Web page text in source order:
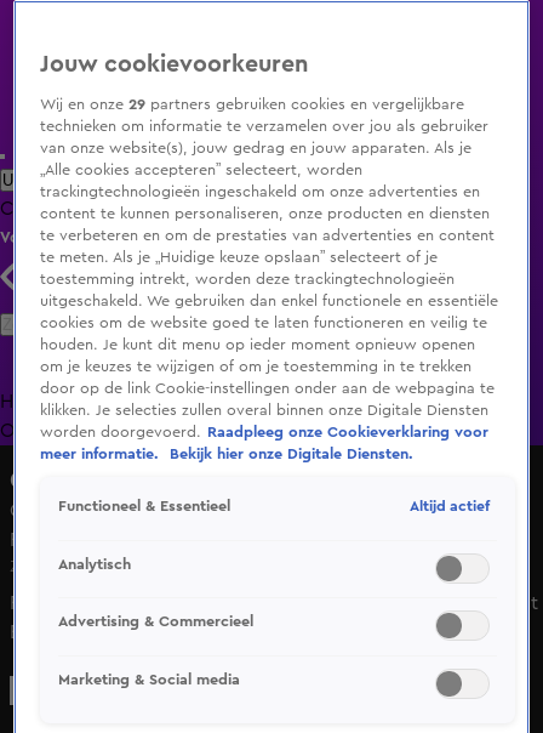
Uitzending Gemist Populaire programma's Zenders Genres
ClipsFilmsRadioSmart TV inlogShop
Volg KIJK
Zoeken
HomeUitzending Gemist Programma's De Bondgenoten
OranjezomerLivestreamsShop
GLORY Kickboxing
GLORY COLLISION 9 | Landman Scoort Knockdown in
Ronde 1
Za 13 juni, 17:26
Figuereido Landman zet direct de toon en stuurt Mehdi Ait
El Hadj in de eerste ronde naar het canvas met een
Welterweight-clash.
Jouw cookievoorkeuren
Wij en onze29 partners gebruiken cookies en vergelijkbare
technieken om informatie te verzamelen over jou als gebruiker
van onze website(s), jouw gedrag en jouw apparaten. Als je
„Alle cookies accepteren” selecteert, worden
trackingtechnologieën ingeschakeld om onze advertenties en
content te kunnen personaliseren, onze producten en diensten
te verbeteren en om de prestaties van advertenties en content
te meten. Als je „Huidige keuze opslaan” selecteert of je
toestemming intrekt, worden deze trackingtechnologieën
uitgeschakeld. We gebruiken dan enkel functionele en essentiële
cookies om de website goed te laten functioneren en veilig te
houden. Je kunt dit menu op ieder moment opnieuw openen
om je keuzes te wijzigen of om je toestemming in te trekken
door op de link Cookie-instellingen onder aan de webpagina te
klikken. Je selecties zullen overal binnen onze Digitale Diensten
worden doorgevoerd.
Raadpleeg onze Cookieverklaring voor
meer informatie.
Bekijk hier onze Digitale Diensten.
Functioneel & Essentieel Altijd actief
Analytisch
Advertising & Commercieel
Marketing & Social media